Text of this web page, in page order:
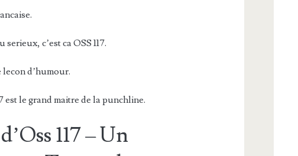
c’est ca OSS 117.
lecon d’humour.
est le grand maitre de la punchline.
117 – Un